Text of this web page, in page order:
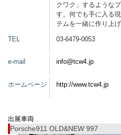
開催概要
出展者・Exhibitor
クワク」するような
す。何でも手に入る
テムを一緒に作り上
TEL 03-6479-0053
e-mail info@tcw4.jp
ホームページ http://www.tcw4.jp
出展車両
Porsche911 OLD&NEW 997